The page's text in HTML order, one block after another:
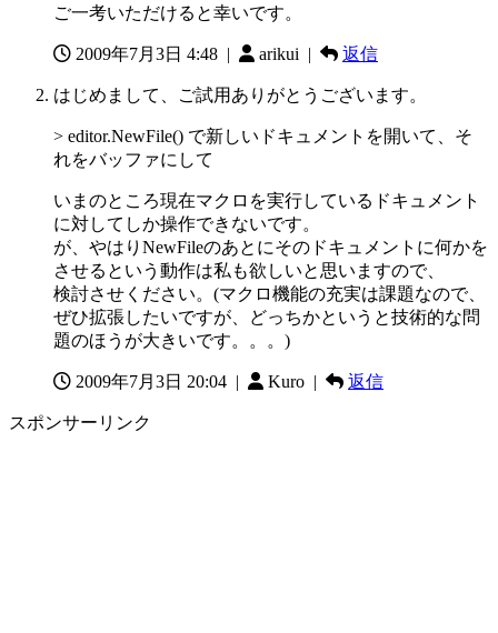
ご一考いただけると幸いです。
2009年7月3日 4:48 | arikui | 返信
はじめまして、ご試用ありがとうございます。
> editor.NewFile() で新しいドキュメントを開いて、そ
れをバッファにして
いまのところ現在マクロを実行しているドキュメント
に対してしか操作できないです。
が、やはりNewFileのあとにそのドキュメントに何かを
させるという動作は私も欲しいと思いますので、
検討させください。(マクロ機能の充実は課題なので、
ぜひ拡張したいですが、どっちかというと技術的な問
題のほうが大きいです。。。)
2009年7月3日 20:04 | Kuro | 返信
スポンサーリンク